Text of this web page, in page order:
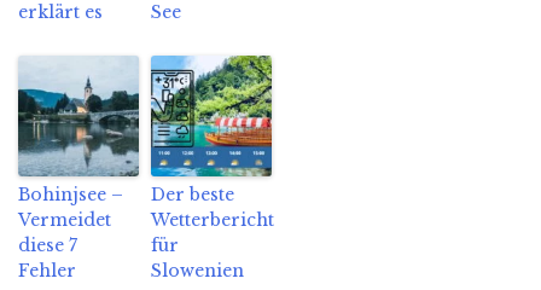
erklärt es
See
Bohinjsee –
Vermeidet
diese 7
Fehler
Der beste
Wetterbericht
für
Slowenien